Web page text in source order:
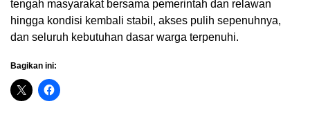
tengah masyarakat bersama pemerintah dan relawan
hingga kondisi kembali stabil, akses pulih sepenuhnya,
dan seluruh kebutuhan dasar warga terpenuhi.
Bagikan ini: